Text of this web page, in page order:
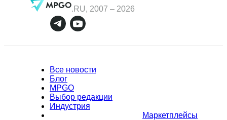
.RU, 2007 – 2026
Все новости
Блог
MPGO
Выбор редакции
Индустрия
Маркетплейсы